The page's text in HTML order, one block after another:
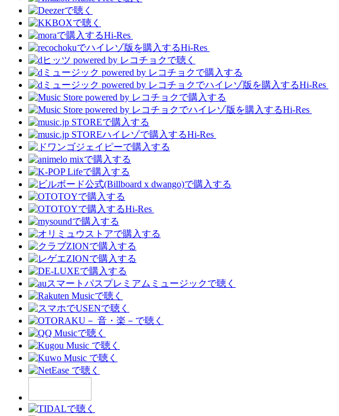
Hi-Res
Hi-Res
Hi-Res
Hi-Res
Hi-Res
Hi-Res